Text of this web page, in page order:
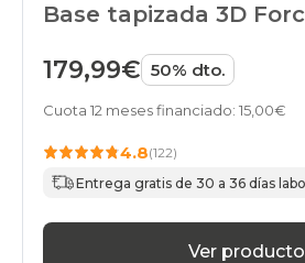
Base tapizada 3D
179,99€ 50% dto.
Cuota 12 meses financiado: 15,00€
4.8(122)
Entrega gratis de 30 a 36 días
Ver producto